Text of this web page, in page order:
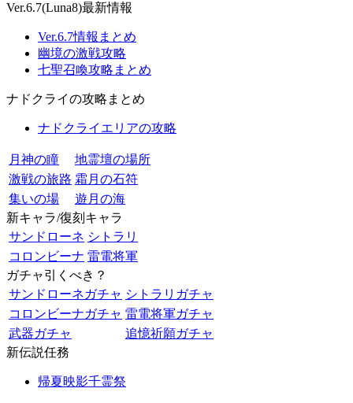
Ver.6.7(Luna8)最新情報
Ver.6.7情報まとめ
幽境の激戦攻略
七聖召喚攻略まとめ
ナドクライの攻略まとめ
ナドクライエリアの攻略
月神の瞳
地霊壇の場所
激戦の旅路 霜月の石符
集いの場
遊月の海
新キャラ/復刻キャラ
サンドローネ シトラリ
コロンビーナ 雷電将軍
ガチャ引くべき？
サンドローネガチャ シトラリガチャ
コロンビーナガチャ 雷電将軍ガチャ
武器ガチャ
追憶祈願ガチャ
新伝説任務
帰夏映影千霊祭